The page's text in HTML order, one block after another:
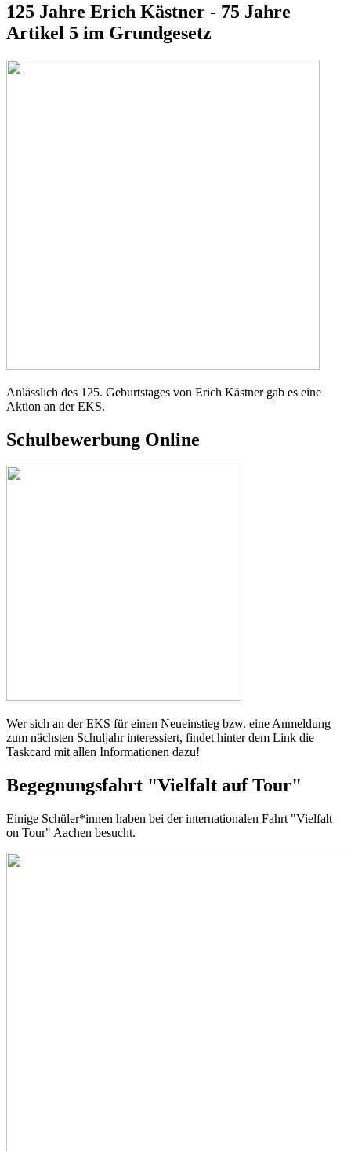
125 Jahre Erich Kästner - 75 Jahre
Artikel 5 im Grundgesetz
Anlässlich des 125. Geburtstages von Erich Kästner gab es eine
Aktion an der EKS.
Schulbewerbung Online
Wer sich an der EKS für einen Neueinstieg bzw. eine Anmeldung
zum nächsten Schuljahr interessiert, findet hinter dem Link die
Taskcard mit allen Informationen dazu!
Begegnungsfahrt "Vielfalt auf Tour"
Einige Schüler*innen haben bei der internationalen Fahrt "Vielfalt
on Tour" Aachen besucht.